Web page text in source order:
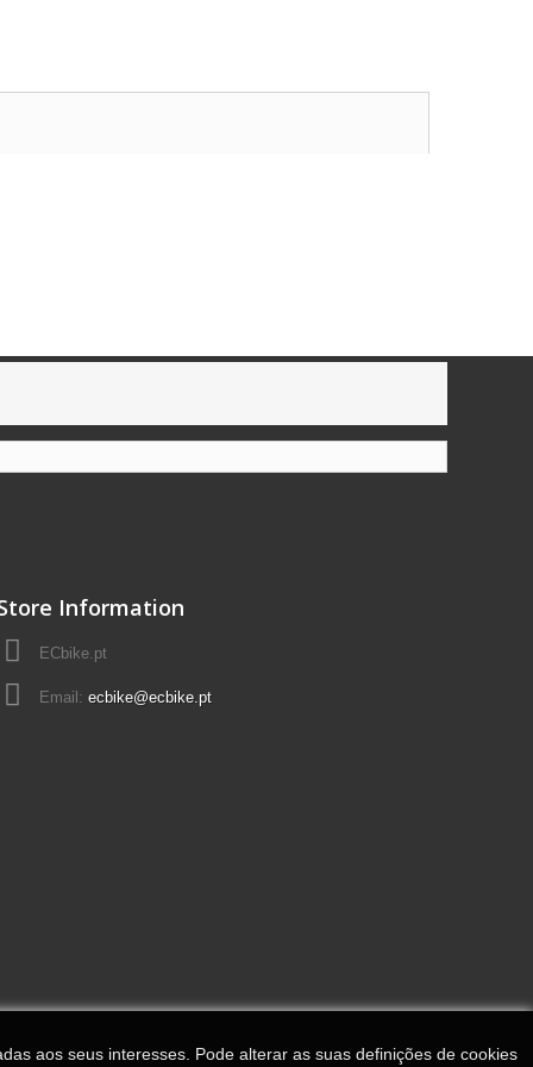
Information
ECbike.pt
Email: ecbike@ecbike.pt
aos seus interesses. Pode alterar as suas definições de cookies